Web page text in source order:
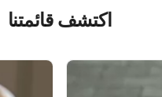
اكتشف قائمتنا